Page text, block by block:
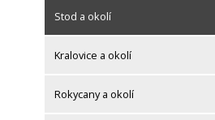
Stod a okolí
Kralovice a okolí
Rokycany a okolí